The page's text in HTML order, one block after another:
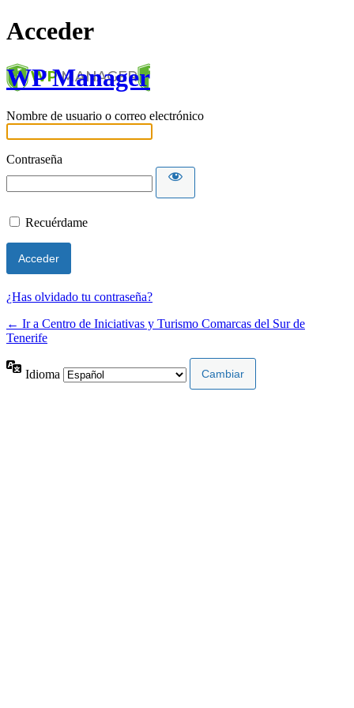
Acceder
WP Manager
Nombre de usuario o correo electrónico
Contraseña
Recuérdame
¿Has olvidado tu contraseña?
← Ir a Centro de Iniciativas y Turismo Comarcas del Sur de
Tenerife
Idioma